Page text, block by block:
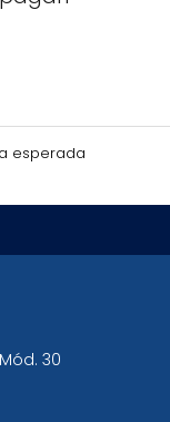
esperada
30